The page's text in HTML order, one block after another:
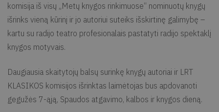
komisija iš visų „Metų knygos rinkimuose“ nominuotų knygų
išrinks vieną kūrinį ir jo autoriui suteiks išskirtinę galimybę –
kartu su radijo teatro profesionalais pastatyti radijo spektaklį
knygos motyvais.
Daugiausia skaitytojų balsų surinkę knygų autoriai ir LRT
KLASIKOS komisijos išrinktas laimėtojas bus apdovanoti
gegužės 7-ąją, Spaudos atgavimo, kalbos ir knygos dieną.